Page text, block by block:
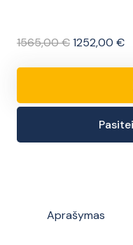
1565,00€Original
1565,00 €.
1252,00 €
kiekis:
šilumosAprašymas